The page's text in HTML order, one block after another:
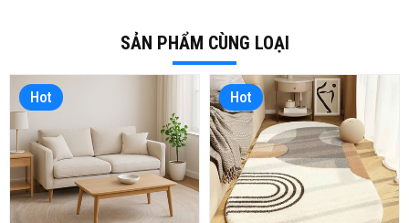
SẢN PHẨM CÙNG LOẠI
Hot Hot